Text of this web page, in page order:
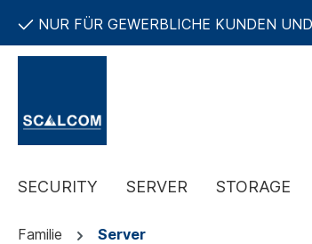
NUR FÜR GEWERBLICHE KUNDEN
SECURITY SERVER STORAGE
Familie Server